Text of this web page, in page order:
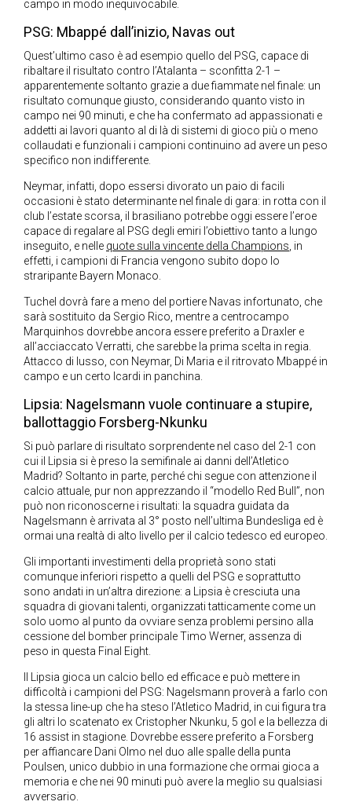
campo in modo inequivocabile.
PSG: Mbappé dall’inizio, Navas out
Quest’ultimo caso è ad esempio quello del PSG, capace di
ribaltare il risultato contro l’Atalanta – sconfitta 2-1 –
apparentemente soltanto grazie a due fiammate nel finale: un
risultato comunque giusto, considerando quanto visto in
campo nei 90 minuti, e che ha confermato ad appassionati e
addetti ai lavori quanto al di là di sistemi di gioco più o meno
collaudati e funzionali i campioni continuino ad avere un peso
specifico non indifferente.
Neymar, infatti, dopo essersi divorato un paio di facili
occasioni è stato determinante nel finale di gara: in rotta con il
club l’estate scorsa, il brasiliano potrebbe oggi essere l’eroe
capace di regalare al PSG degli emiri l’obiettivo tanto a lungo
inseguito, e nelle quote sulla vincente della Champions, in
effetti, i campioni di Francia vengono subito dopo lo
straripante Bayern Monaco.
Tuchel dovrà fare a meno del portiere Navas infortunato, che
sarà sostituito da Sergio Rico, mentre a centrocampo
Marquinhos dovrebbe ancora essere preferito a Draxler e
all’acciaccato Verratti, che sarebbe la prima scelta in regia.
Attacco di lusso, con Neymar, Di Maria e il ritrovato Mbappé in
campo e un certo Icardi in panchina.
Lipsia: Nagelsmann vuole continuare a stupire,
ballottaggio Forsberg-Nkunku
Si può parlare di risultato sorprendente nel caso del 2-1 con
cui il Lipsia si è preso la semifinale ai danni dell’Atletico
Madrid? Soltanto in parte, perché chi segue con attenzione il
calcio attuale, pur non apprezzando il “modello Red Bull”, non
può non riconoscerne i risultati: la squadra guidata da
Nagelsmann è arrivata al 3° posto nell’ultima Bundesliga ed è
ormai una realtà di alto livello per il calcio tedesco ed europeo.
Gli importanti investimenti della proprietà sono stati
comunque inferiori rispetto a quelli del PSG e soprattutto
sono andati in un’altra direzione: a Lipsia è cresciuta una
squadra di giovani talenti, organizzati tatticamente come un
solo uomo al punto da ovviare senza problemi persino alla
cessione del bomber principale Timo Werner, assenza di
peso in questa Final Eight.
Il Lipsia gioca un calcio bello ed efficace e può mettere in
difficoltà i campioni del PSG: Nagelsmann proverà a farlo con
la stessa line-up che ha steso l’Atletico Madrid, in cui figura tra
gli altri lo scatenato ex Cristopher Nkunku, 5 gol e la bellezza di
16 assist in stagione. Dovrebbe essere preferito a Forsberg
per affiancare Dani Olmo nel duo alle spalle della punta
Poulsen, unico dubbio in una formazione che ormai gioca a
memoria e che nei 90 minuti può avere la meglio su qualsiasi
avversario.